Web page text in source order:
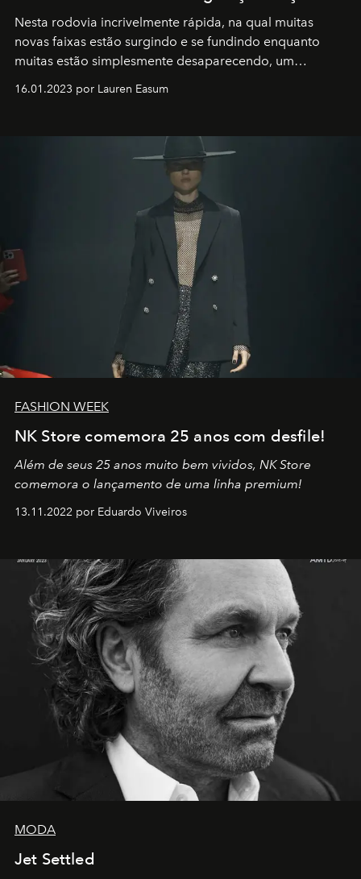
Nesta rodovia incrivelmente rápida, na qual muitas
novas faixas estão surgindo e se fundindo enquanto
muitas estão simplesmente desaparecendo, um
transportador AMTD abrindo caminho para muitos
por propósitos, com um claro senso de missão na vida e
16.01.2023 por Lauren Easum
FASHION WEEK
NK Store comemora 25 anos com desfile!
Além de seus 25 anos muito bem vividos, NK Store
comemora o lançamento de uma linha premium!
13.11.2022 por Eduardo Viveiros
MODA
Jet Settled